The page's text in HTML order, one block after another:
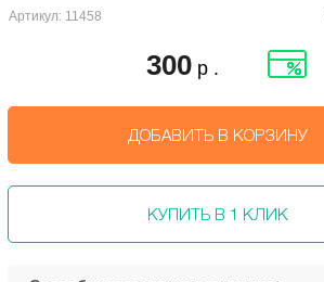
Артикул: 11458
300 р .
ДОБАВИТЬ В КОРЗИНУ
КУПИТЬ В 1 КЛИК